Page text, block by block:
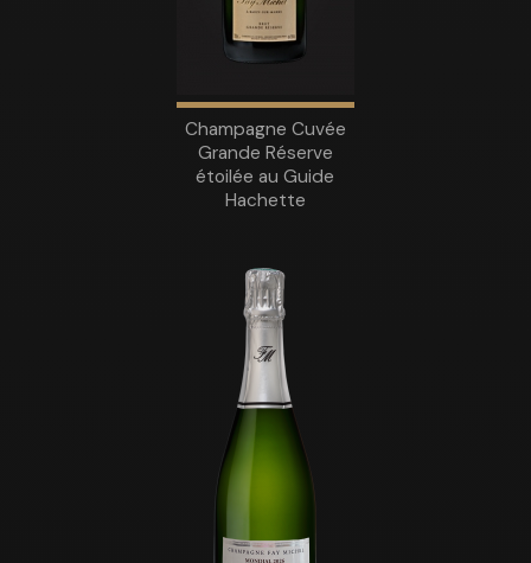
Champagne Cuvée
Grande Réserve
étoilée au Guide
Hachette